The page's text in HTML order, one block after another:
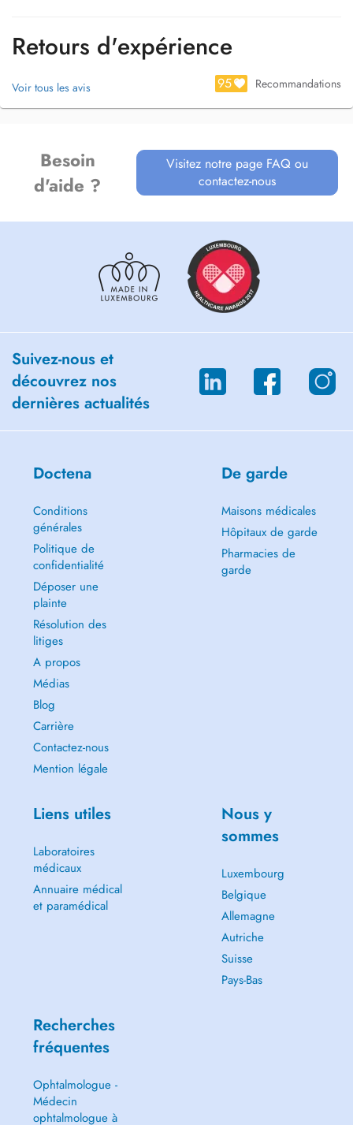
Retours d'expérience
Voir tous les avis 95 Recommandations
Besoin
d'aide ?
Visitez notre page FAQ ou
contactez-nous
Suivez-nous et
découvrez nos
dernières actualités
Doctena
Conditions
générales
Politique de
confidentialité
Déposer une
plainte
Résolution des
litiges
A propos
Médias
Blog
Carrière
Contactez-nous
Mention légale
De garde
Maisons médicales
Hôpitaux de garde
Pharmacies de
garde
Liens utiles
Laboratoires
médicaux
Annuaire médical
et paramédical
Nous y
sommes
Luxembourg
Belgique
Allemagne
Autriche
Suisse
Pays-Bas
Recherches
fréquentes
Ophtalmologue -
Médecin
ophtalmologue à